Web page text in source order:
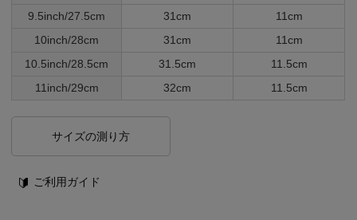
9.5inch/27.5cm
31cm
11cm
10inch/28cm
31cm
11cm
10.5inch/28.5cm
31.5cm
11.5cm
11inch/29cm
32cm 11.5cm
サイズの測り方
ご利用ガイド